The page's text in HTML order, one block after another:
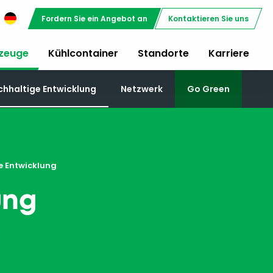
Fordern Sie ein Angebot an Kontaktieren Sie uns
Kühlcontainer Standorte Karriere
Entwicklung Netzwerk Go Green
Entwicklung